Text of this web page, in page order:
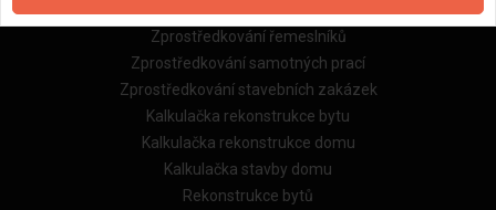
Zprostředkování řemeslníků
Zprostředkování samotných prací
Zprostředkování stavebních zakázek
Kalkulačka rekonstrukce bytu
Kalkulačka rekonstrukce domu
Kalkulačka stavby domu
Rekonstrukce bytů